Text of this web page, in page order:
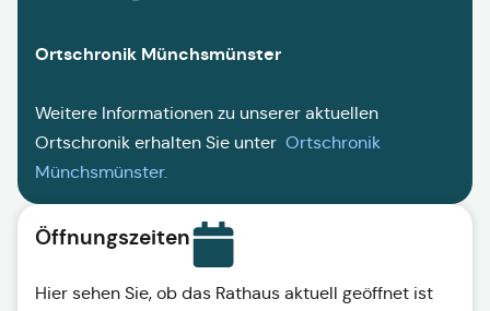
Ortschronik Münchsmünster
Weitere Informationen zu unserer aktuellen
Ortschronik erhalten Sie unter Ortschronik
Münchsmünster.
Öffnungszeiten
Hier sehen Sie, ob das Rathaus aktuell geöffnet ist